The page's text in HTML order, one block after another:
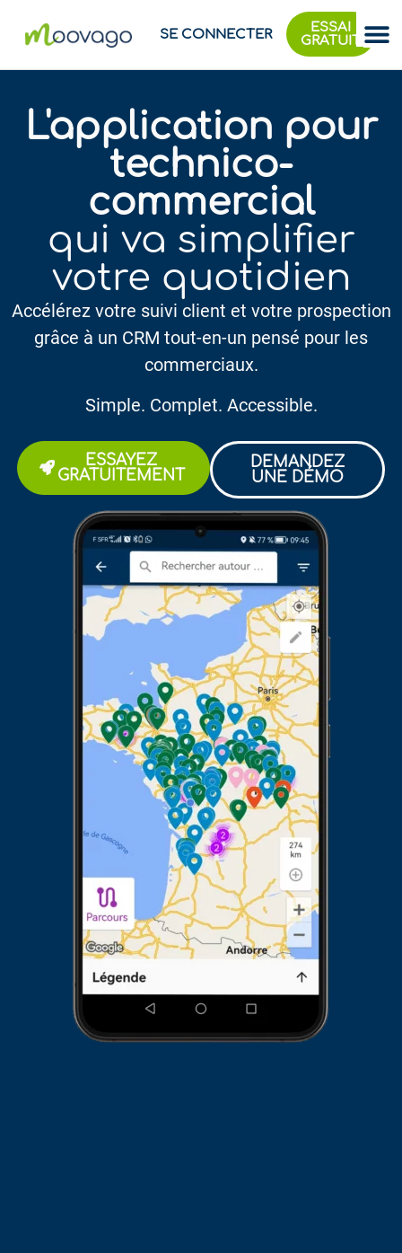
SE CONNECTER
ESSAI
GRATUIT
L'application pour
technico-
commercial
qui va simplifier
votre quotidien
Accélérez votre suivi client et votre prospection
grâce à un CRM tout-en-un pensé pour les
commerciaux.
Simple. Complet. Accessible.
ESSAYEZ
GRATUITEMENT
DEMANDEZ
UNE DÉMO